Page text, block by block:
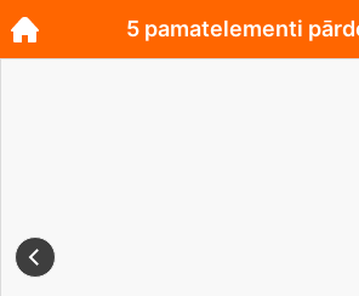
5 pamatelementi